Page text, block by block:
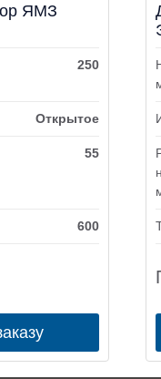
ЯМЗ
250
Открытое
55
600